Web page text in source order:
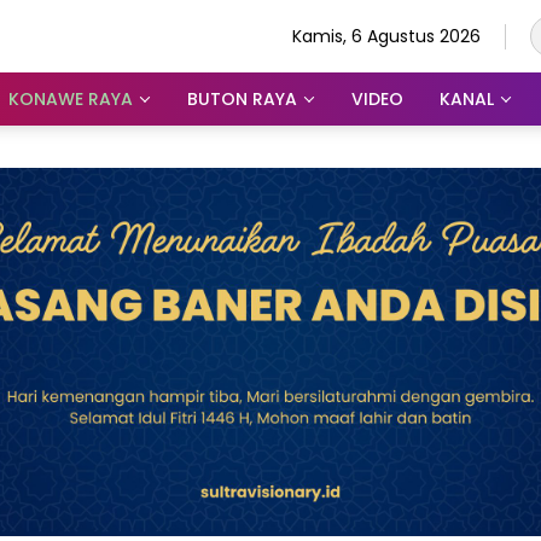
Kamis, 6 Agustus 2026
KONAWE RAYA BUTON RAYA VIDEO KANAL